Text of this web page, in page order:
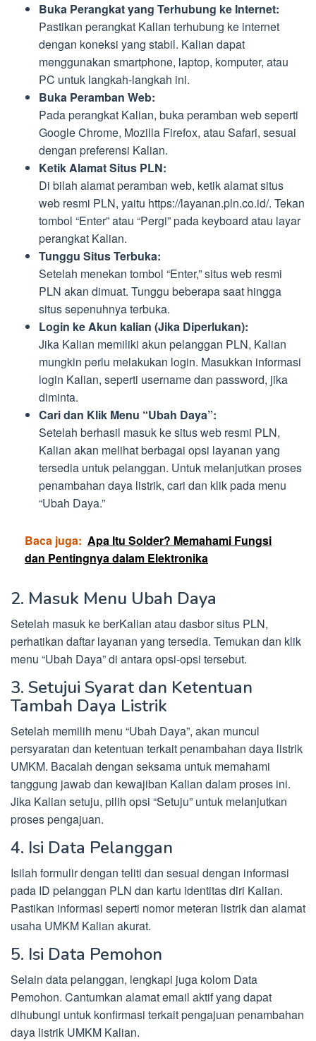
Buka Perangkat yang Terhubung ke Internet:
Pastikan perangkat Kalian terhubung ke internet
dengan koneksi yang stabil. Kalian dapat
menggunakan smartphone, laptop, komputer, atau
PC untuk langkah-langkah ini.
Buka Peramban Web:
Pada perangkat Kalian, buka peramban web seperti
Google Chrome, Mozilla Firefox, atau Safari, sesuai
dengan preferensi Kalian.
Ketik Alamat Situs PLN:
Di bilah alamat peramban web, ketik alamat situs
web resmi PLN, yaitu https://layanan.pln.co.id/. Tekan
tombol “Enter” atau “Pergi” pada keyboard atau layar
perangkat Kalian.
Tunggu Situs Terbuka:
Setelah menekan tombol “Enter,” situs web resmi
PLN akan dimuat. Tunggu beberapa saat hingga
situs sepenuhnya terbuka.
Login ke Akun kalian (Jika Diperlukan):
Jika Kalian memiliki akun pelanggan PLN, Kalian
mungkin perlu melakukan login. Masukkan informasi
login Kalian, seperti username dan password, jika
diminta.
Cari dan Klik Menu “Ubah Daya”:
Setelah berhasil masuk ke situs web resmi PLN,
Kalian akan melihat berbagai opsi layanan yang
tersedia untuk pelanggan. Untuk melanjutkan proses
penambahan daya listrik, cari dan klik pada menu
“Ubah Daya.”
Baca juga: Apa Itu Solder? Memahami Fungsi
dan Pentingnya dalam Elektronika
2. Masuk Menu Ubah Daya
Setelah masuk ke berKalian atau dasbor situs PLN,
perhatikan daftar layanan yang tersedia. Temukan dan klik
menu “Ubah Daya” di antara opsi-opsi tersebut.
3. Setujui Syarat dan Ketentuan
Tambah Daya Listrik
Setelah memilih menu “Ubah Daya”, akan muncul
persyaratan dan ketentuan terkait penambahan daya listrik
UMKM. Bacalah dengan seksama untuk memahami
tanggung jawab dan kewajiban Kalian dalam proses ini.
Jika Kalian setuju, pilih opsi “Setuju” untuk melanjutkan
proses pengajuan.
4. Isi Data Pelanggan
Isilah formulir dengan teliti dan sesuai dengan informasi
pada ID pelanggan PLN dan kartu identitas diri Kalian.
Pastikan informasi seperti nomor meteran listrik dan alamat
usaha UMKM Kalian akurat.
5. Isi Data Pemohon
Selain data pelanggan, lengkapi juga kolom Data
Pemohon. Cantumkan alamat email aktif yang dapat
dihubungi untuk konfirmasi terkait pengajuan penambahan
daya listrik UMKM Kalian.